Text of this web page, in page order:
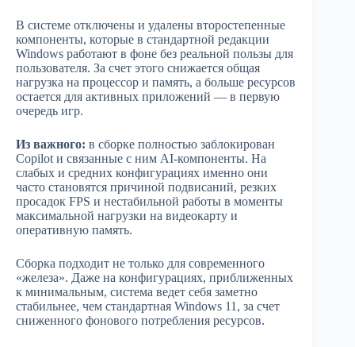
В системе отключены и удалены второстепенные
компоненты, которые в стандартной редакции
Windows работают в фоне без реальной пользы для
пользователя. За счет этого снижается общая
нагрузка на процессор и память, а больше ресурсов
остается для активных приложений — в первую
очередь игр.
Из важного: в сборке полностью заблокирован
Copilot и связанные с ним AI-компоненты. На
слабых и средних конфигурациях именно они
часто становятся причиной подвисаний, резких
просадок FPS и нестабильной работы в моменты
максимальной нагрузки на видеокарту и
оперативную память.
Сборка подходит не только для современного
«железа». Даже на конфигурациях, приближенных
к минимальным, система ведет себя заметно
стабильнее, чем стандартная Windows 11, за счет
сниженного фонового потребления ресурсов.